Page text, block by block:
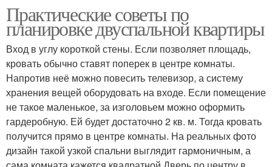
Практические советы по
планировке двуспальной квартиры
Вход в углу короткой стены. Если позволяет площадь,
кровать обычно ставят поперек в центре комнаты.
Напротив неё можно повесить телевизор, а систему
хранения вещей оборудовать на входе. Если помещение
не такое маленькое, за изголовьем можно оформить
гардеробную. Ей будет достаточно 2 кв. м. Тогда кровать
получится прямо в центре комнаты. На реальных фото
дизайн такой узкой спальни выглядит гармоничным, а